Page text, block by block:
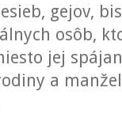
gejov,
osôb,
jej
a